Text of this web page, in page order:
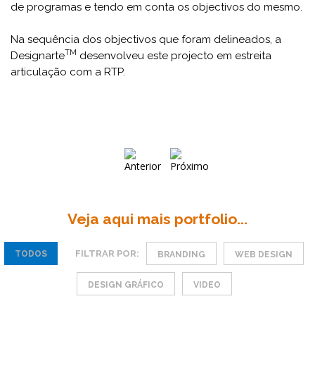
de programas e tendo em conta os objectivos do mesmo.
Na sequência dos objectivos que foram delineados, a
DesignarteTM desenvolveu este projecto em estreita
articulação com a RTP.
Veja aqui mais portfolio...
TODOS FILTRAR POR: BRANDING WEB DESIGN
DESIGN GRÁFICO VIDEO